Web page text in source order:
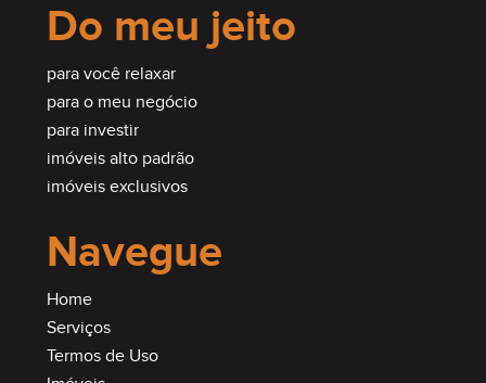
Do meu jeito
para você relaxar
para o meu negócio
para investir
imóveis alto padrão
imóveis exclusivos
Navegue
Home
Serviços
Termos de Uso